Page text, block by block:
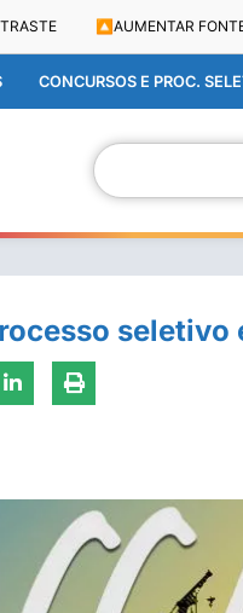
🔼 AUMENTAR
CONCURSOS E PROC.
seletivo